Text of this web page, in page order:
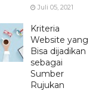
Juli 05, 2021
Kriteria
Website yang
Bisa dijadikan
sebagai
Sumber
Rujukan